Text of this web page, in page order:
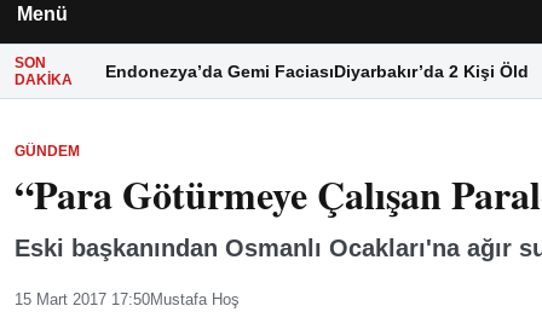
Menü
SON
DAKIKA
Endonezya’da Gemi FaciasıDiyarbakır’da 2 Kişi Öldü
GÜNDEM
“Para Götürmeye Çalışan
Eski başkanından Osmanlı Ocakları'na ağır
15 Mart 2017 17:50Mustafa Hoş